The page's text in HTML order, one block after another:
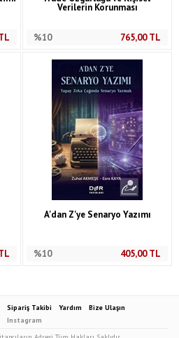
Verilerin Korunması
%10 765,00TL
A'dan Z'ye Senaryo Yazımı
%10 405,00TL
Sipariş Takibi Yardım
Bize Ulaşın
Instagram